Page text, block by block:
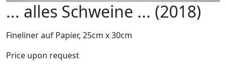
... alles Schweine ... (2018)
Fineliner auf Papier, 25cm x 30cm
Price upon request